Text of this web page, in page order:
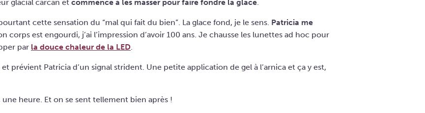
glacial carcan et commence à les masser pour faire fondre la glace
cette sensation du “mal qui fait du bien”. La glace fond, je le sens. Patricia me
corps est engourdi, j’ai l’impression d’avoir 100 ans. Je chausse les lunettes ad hoc pour
par la douce chaleur de la LED
prévient Patricia d’un signal strident. Une petite application de gel à l’arnica et ça y est,
une heure. Et on se sent tellement bien après !